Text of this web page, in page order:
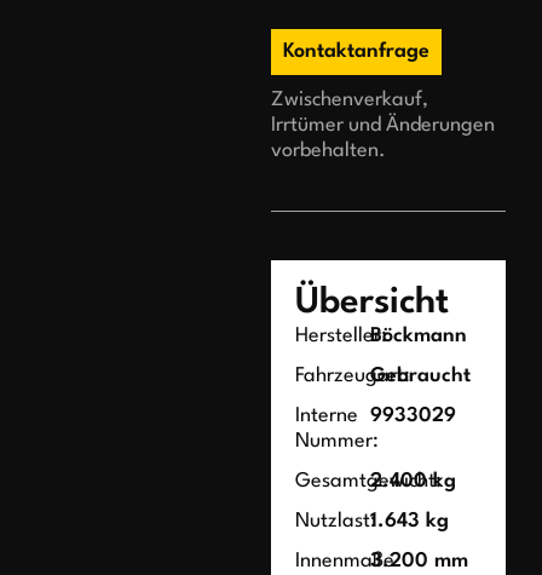
Kontaktanfrage
Zwischenverkauf,
Irrtümer und Änderungen
vorbehalten.
Übersicht
Hersteller:Böckmann
Fahrzeugart:Gebraucht
Interne
Nummer:
9933029
Gesamtgewicht:
2.400 kg
Nutzlast:1.643 kg
Innenmaße3.200 mm